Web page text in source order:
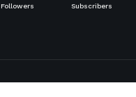
Followers Subscribers